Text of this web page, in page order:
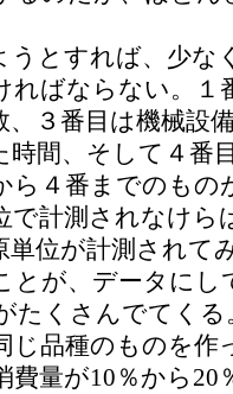
とすれば、少な
ればならない。１
、３番目は機械設
時間、そして４番
ら４番までのもの
で計測されなけら
位が計測されて
とが、データに
たくさんでてく
じ品種のものを作
費量が10％から